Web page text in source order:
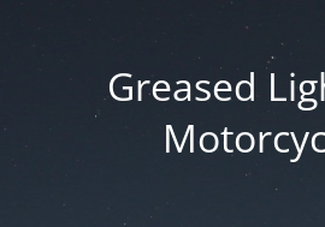
Greased